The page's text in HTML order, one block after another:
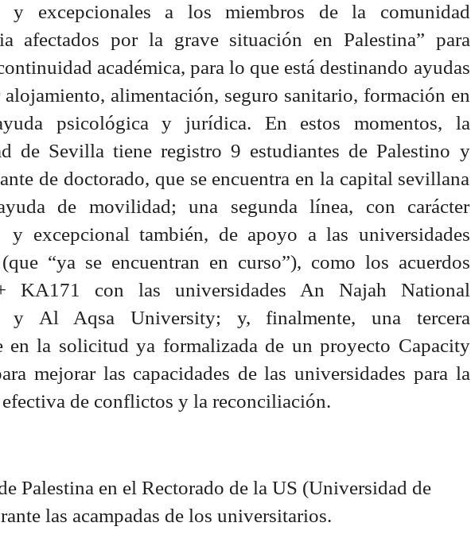
y excepcionales a los miembros de la comunidad
afectados por la grave situación en Palestina” para
académica, para lo que está destinando ayudas
alojamiento, alimentación, seguro sanitario, formación en
psicológica y jurídica. En estos momentos, la
de Sevilla tiene registro 9 estudiantes de Palestino y
de doctorado, que se encuentra en la capital sevillana
de movilidad; una segunda línea, con carácter
excepcional también, de apoyo a las universidades
“ya se encuentran en curso”), como los acuerdos
KA171 con las universidades An Najah National
y Al Aqsa University; y, finalmente, una tercera
en la solicitud ya formalizada de un proyecto Capacity
mejorar las capacidades de las universidades para la
de conflictos y la reconciliación.